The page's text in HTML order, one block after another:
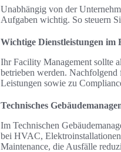
Unabhängig von der
Aufgaben wichtig. So steuern
Wichtige Dienstleistungen
Ihr Facility Management sollte
betrieben werden. Nachfolgend
Leistungen sowie zu
Technisches
Im Technischen
bei HVAC,
Maintenance, die Ausfälle